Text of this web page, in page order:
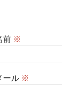
前 ※
ール ※